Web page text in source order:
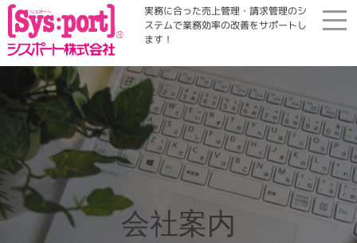
実務に合った売上管理・請求管理のシ
ステムで業務効率の改善をサポートし
ます！
ホーム
展示会・勉強会
商品案内
コラム・Qinfo
会社案内